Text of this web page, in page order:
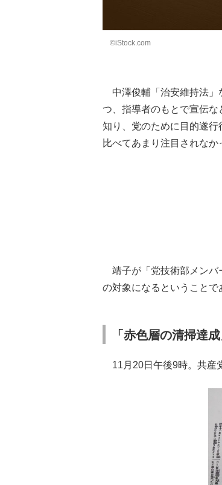
©iStock.com
中澤俊輔「治安維持法」
つ、指導者のもとで宣伝
知り、党のために目的遂
比べてあまり注目されなか
靖子が「党技術部メンバ
の対象になるということで
「赤色層の清掃達成
11月20日午後9時。共産